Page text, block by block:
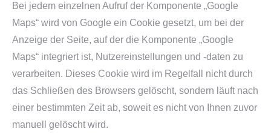
Bei jedem einzelnen Aufruf der Komponente „Google
Maps“ wird von Google ein Cookie gesetzt, um bei der
Anzeige der Seite, auf der die Komponente „Google
Maps“ integriert ist, Nutzereinstellungen und -daten zu
verarbeiten. Dieses Cookie wird im Regelfall nicht durch
das Schließen des Browsers gelöscht, sondern läuft nach
einer bestimmten Zeit ab, soweit es nicht von Ihnen zuvor
manuell gelöscht wird.